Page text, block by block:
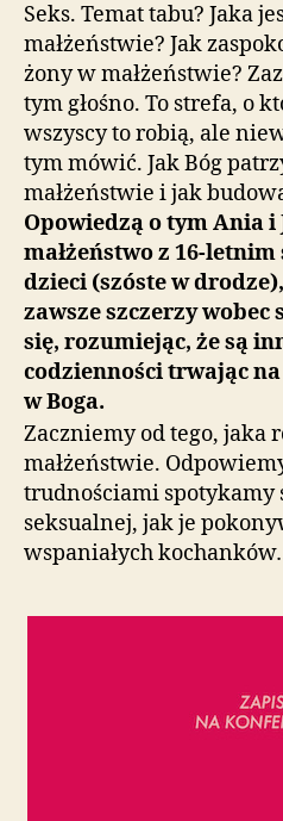
Seks. Temat tabu? Jaka
małżeństwie? Jak
żony w małżeństwie?
tym głośno. To strefa, o
wszyscy to robią, ale
tym mówić. Jak Bóg
małżeństwie i jak
Opowiedzą o tym Ania i
małżeństwo z 16-
dzieci (szóste w
zawsze szczerzy wobec
się, rozumiejąc, że są
codzienności trwając
w Boga.
Zaczniemy od tego, jaka
małżeństwie.
trudnościami spotykamy
seksualnej, jak je
wspaniałych